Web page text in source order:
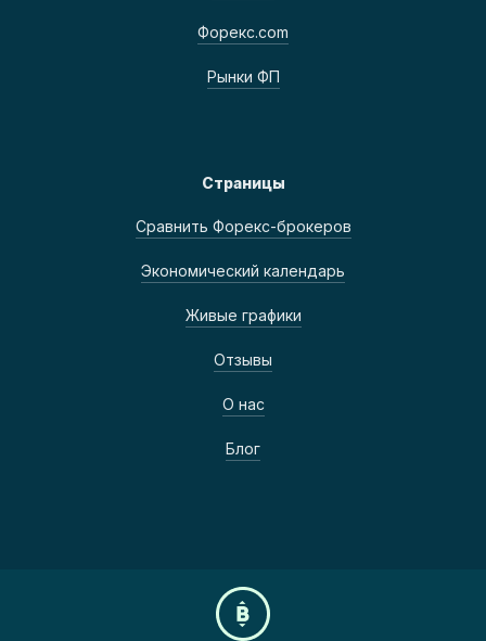
Форекс.com
Рынки ФП
Страницы
Сравнить Форекс-брокеров
Экономический календарь
Живые графики
Отзывы
О нас
Блог